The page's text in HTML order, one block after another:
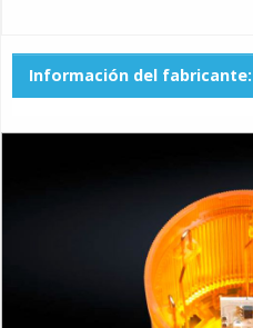
Información del fabricante: